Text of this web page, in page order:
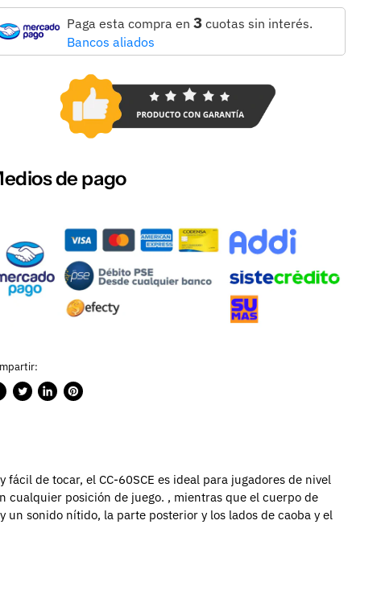
Paga esta compra en 3cuotas sin interés.
Bancos aliados
de pago
PublicarCompartirGuardar
de tocar, el CC-60SCE es ideal para jugadores de nivel
cualquier posición de juego. , mientras que el cuerpo de
sonido nítido, la parte posterior y los lados de caoba y el